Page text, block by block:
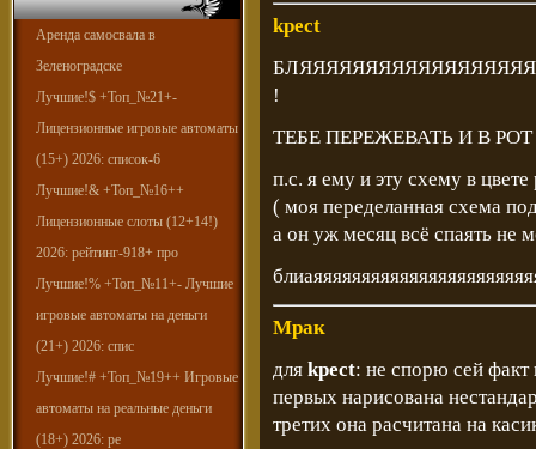
Аренда самосвала в
Зеленоградске
Лучшие!$ +Топ_№21+-
Лицензионные игровые автоматы
(15+) 2026: список-6
Лучшие!& +Топ_№16++
Лицензионные слоты (12+14!)
2026: рейтинг-918+ про
Лучшие!% +Топ_№11+- Лучшие
игровые автоматы на деньги
(21+) 2026: спис
Лучшие!# +Топ_№19++ Игровые
автоматы на реальные деньги
(18+) 2026: ре
kpect
!
ТЕБЕ ПЕРЕЖЕВАТЬ И В
п.с. я ему и эту схему в
( моя переделанная схема
а он уж месяц всё спаять не
Мрак
для kpect: не спорю сей факт
первых нарисована
третих она расчитана на